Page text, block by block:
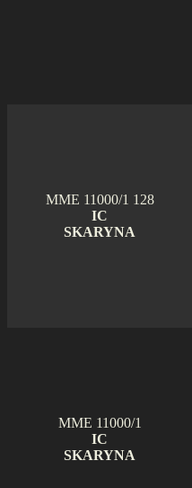
MME 11000/1 128
IC
SKARYNA
MME 11000/1
IC
SKARYNA